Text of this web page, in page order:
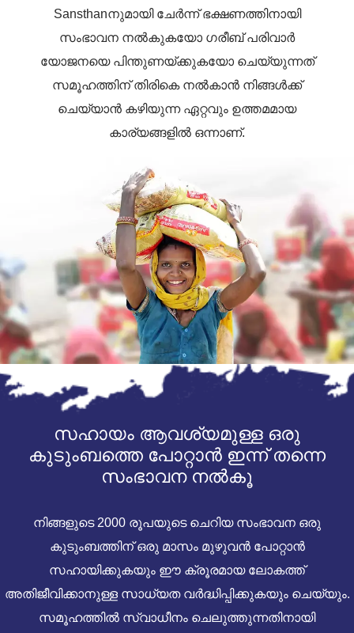
Sansthanനുമായി ചേർന്ന് ഭക്ഷണത്തിനായി
സംഭാവന നൽകുകയോ ഗരീബ് പരിവാർ
യോജനയെ പിന്തുണയ്ക്കുകയോ ചെയ്യുന്നത്
സമൂഹത്തിന് തിരികെ നൽകാൻ നിങ്ങൾക്ക്
ചെയ്യാൻ കഴിയുന്ന ഏറ്റവും ഉത്തമമായ
കാര്യങ്ങളിൽ ഒന്നാണ്.
സഹായം ആവശ്യമുള്ള ഒരു
കുടുംബത്തെ പോറ്റാൻ ഇന്ന് തന്നെ
സംഭാവന നൽകൂ
നിങ്ങളുടെ 2000 രൂപയുടെ ചെറിയ സംഭാവന ഒരു
കുടുംബത്തിന് ഒരു മാസം മുഴുവൻ പോറ്റാൻ
സഹായിക്കുകയും ഈ ക്രൂരമായ ലോകത്ത്
അതിജീവിക്കാനുള്ള സാധ്യത വർദ്ധിപ്പിക്കുകയും ചെയ്യും.
സമൂഹത്തിൽ സ്വാധീനം ചെലുത്തുന്നതിനായി